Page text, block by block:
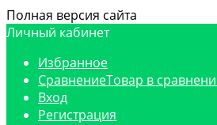
Полная версия сайта
Личный кабинет
Избранное
СравнениеТовар в
Вход
Регистрация